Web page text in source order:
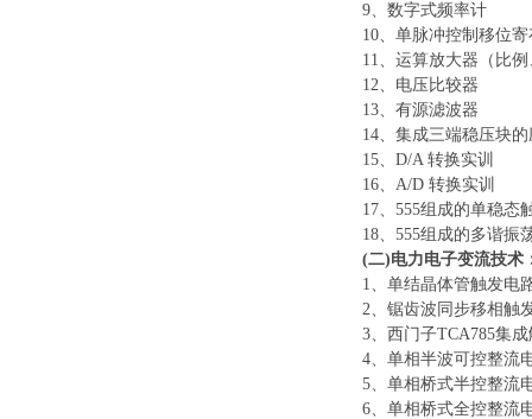
9、数字式频率计
10、单脉冲控制移位
11、运算放大器（比
12、电压比较器
13、有源滤波器
14、集成三端稳压块
15、D/A 转换实训
16、A/D 转换实训
17、555组成的单稳态
18、555组成的多谐振
(二)电力电子变流技术
1、单结晶体管触发电
2、锯齿波同步移相触
3、西门子TCA785集
4、单相半波可控整流
5、单相桥式半控整流
6、单相桥式全控整流